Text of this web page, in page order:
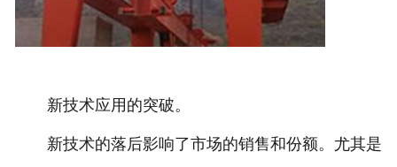
新技术应用的突破。
新技术的落后影响了市场的销售和份额。尤其是